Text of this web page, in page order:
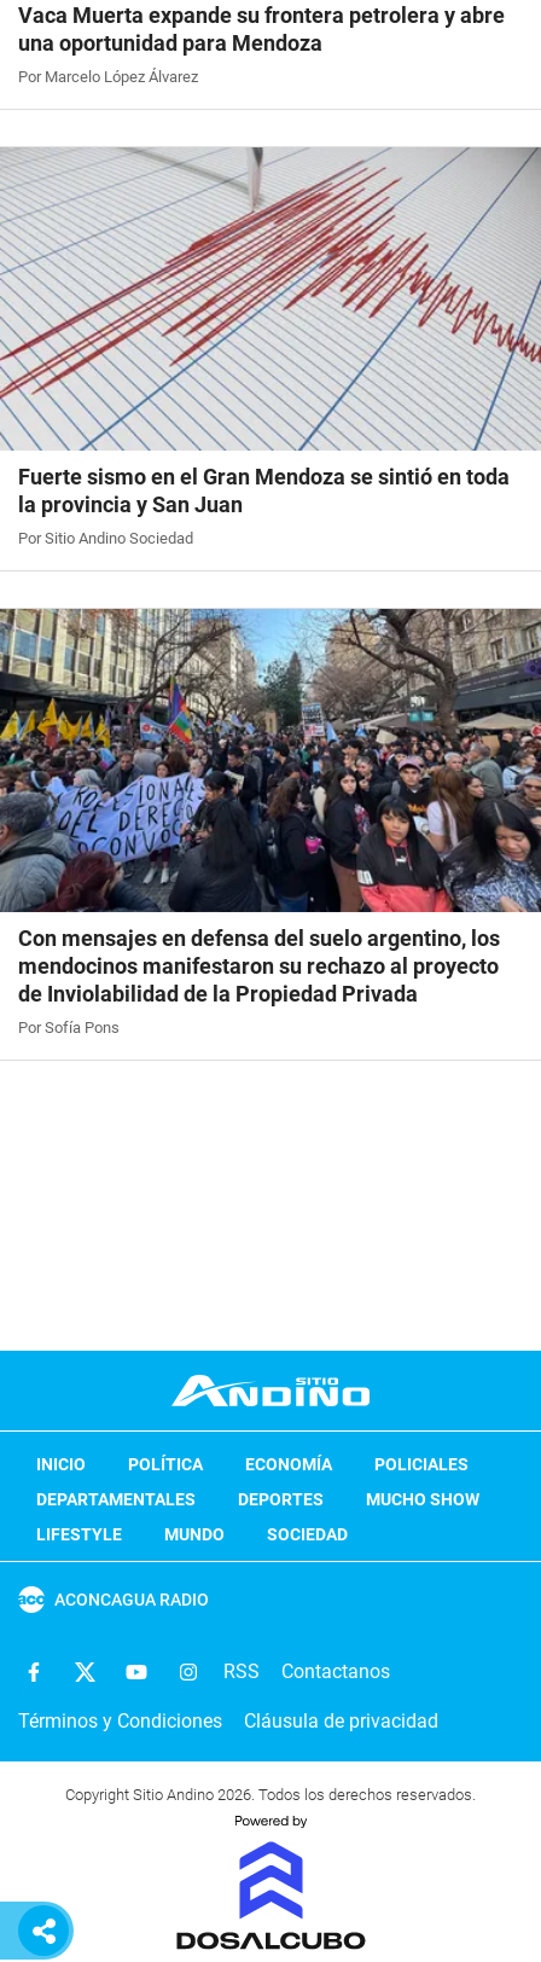
Vaca Muerta expande su frontera petrolera y abre
una oportunidad para Mendoza
Por Marcelo López Álvarez
Fuerte sismo en el Gran Mendoza se sintió en toda
la provincia y San Juan
Por Sitio Andino Sociedad
Con mensajes en defensa del suelo argentino, los
mendocinos manifestaron su rechazo al proyecto
de Inviolabilidad de la Propiedad Privada
Por Sofía Pons
INICIO POLÍTICA ECONOMÍA
POLICIALES
DEPARTAMENTALES
DEPORTES
MUCHO SHOW
LIFESTYLE
MUNDO SOCIEDAD
ACONCAGUA RADIO
RSS Contactanos
Términos y Condiciones Cláusula de privacidad
Copyright Sitio Andino 2026. Todos los derechos reservados.